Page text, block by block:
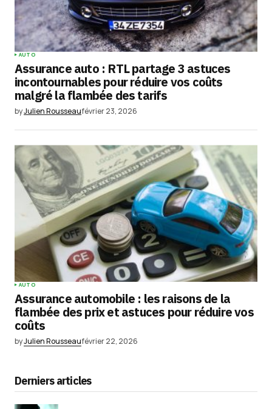
AUTO
Assurance auto : RTL partage 3 astuces
incontournables pour réduire vos coûts
malgré la flambée des tarifs
byJulien Rousseaufévrier 23, 2026
AUTO
Assurance automobile : les raisons de la
flambée des prix et astuces pour réduire vos
coûts
byJulien Rousseaufévrier 22, 2026
Derniers articles